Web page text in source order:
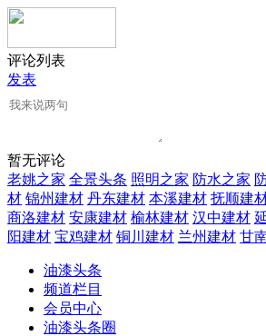
评论列表
发表
暂无评论
老姚之家 全景头条 照明之家 防水之家
材 锦州建材 丹东建材 本溪建材 抚顺建
商洛建材 安康建材 榆林建材 汉中建材
阳建材 宝鸡建材 铜川建材 兰州建材 甘
油漆头条
频道栏目
会员中心
油漆头条圈